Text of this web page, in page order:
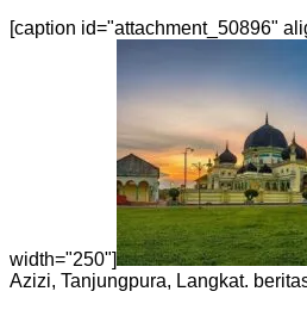
[caption id="attachment_50896"
width="250"]
Azizi, Tanjungpura, Langkat.